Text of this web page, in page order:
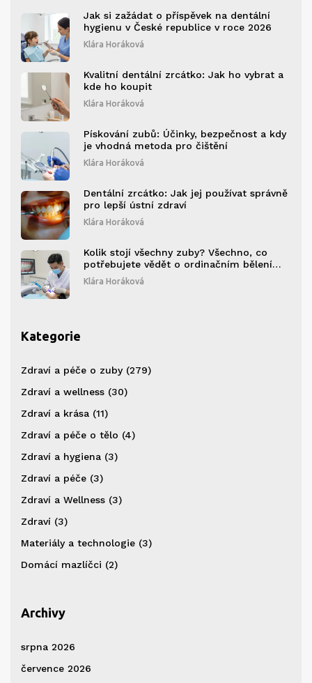
Jak si zažádat o příspěvek na dentální
hygienu v České republice v roce 2026
Klára Horáková
Kvalitní dentální zrcátko: Jak ho vybrat a
kde ho koupit
Klára Horáková
Pískování zubů: Účinky, bezpečnost a kdy
je vhodná metoda pro čištění
Klára Horáková
Dentální zrcátko: Jak jej používat správně
pro lepší ústní zdraví
Klára Horáková
Kolik stojí všechny zuby? Všechno, co
potřebujete vědět o ordinačním bělení
zubů v roce 2026
Klára Horáková
Kategorie
Zdraví a péče o zuby (279)
Zdraví a wellness (30)
Zdraví a krása (11)
Zdraví a péče o tělo (4)
Zdraví a hygiena (3)
Zdraví a péče (3)
Zdraví a Wellness (3)
Zdraví (3)
Materiály a technologie (3)
Domácí mazlíčci (2)
Archivy
srpna 2026
července 2026